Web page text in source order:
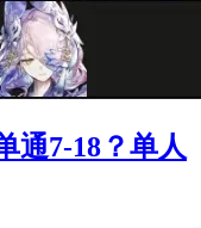
通7-18？单人